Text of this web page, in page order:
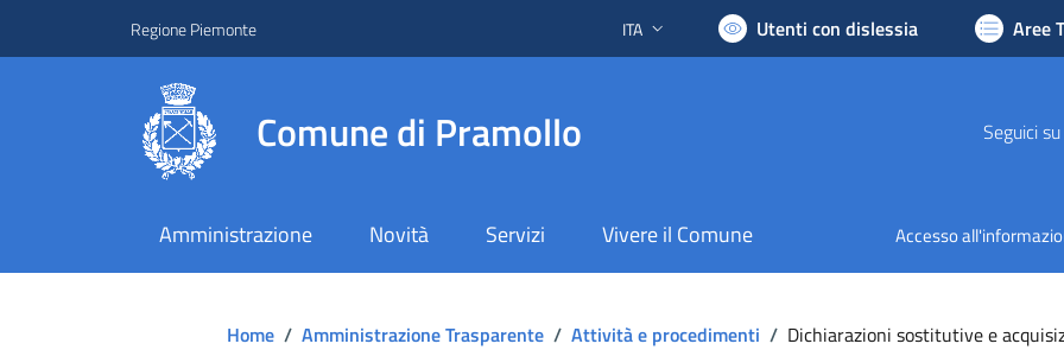
Regione Piemonte Lingua attiva:
ITA Utenti con dislessia Aree
Comune di Pramollo Seguici su
Amministrazione Novità Servizi Vivere il Comune Accesso
Home / Amministrazione Trasparente / Attività e procedimenti / Dichiarazioni sostitutive e